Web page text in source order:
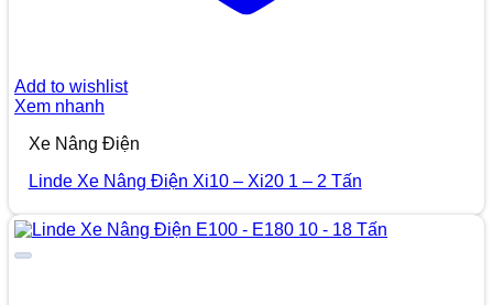
Add to wishlist
Xem nhanh
Xe Nâng Điện
Linde Xe Nâng Điện Xi10 – Xi20 1 – 2 Tấn